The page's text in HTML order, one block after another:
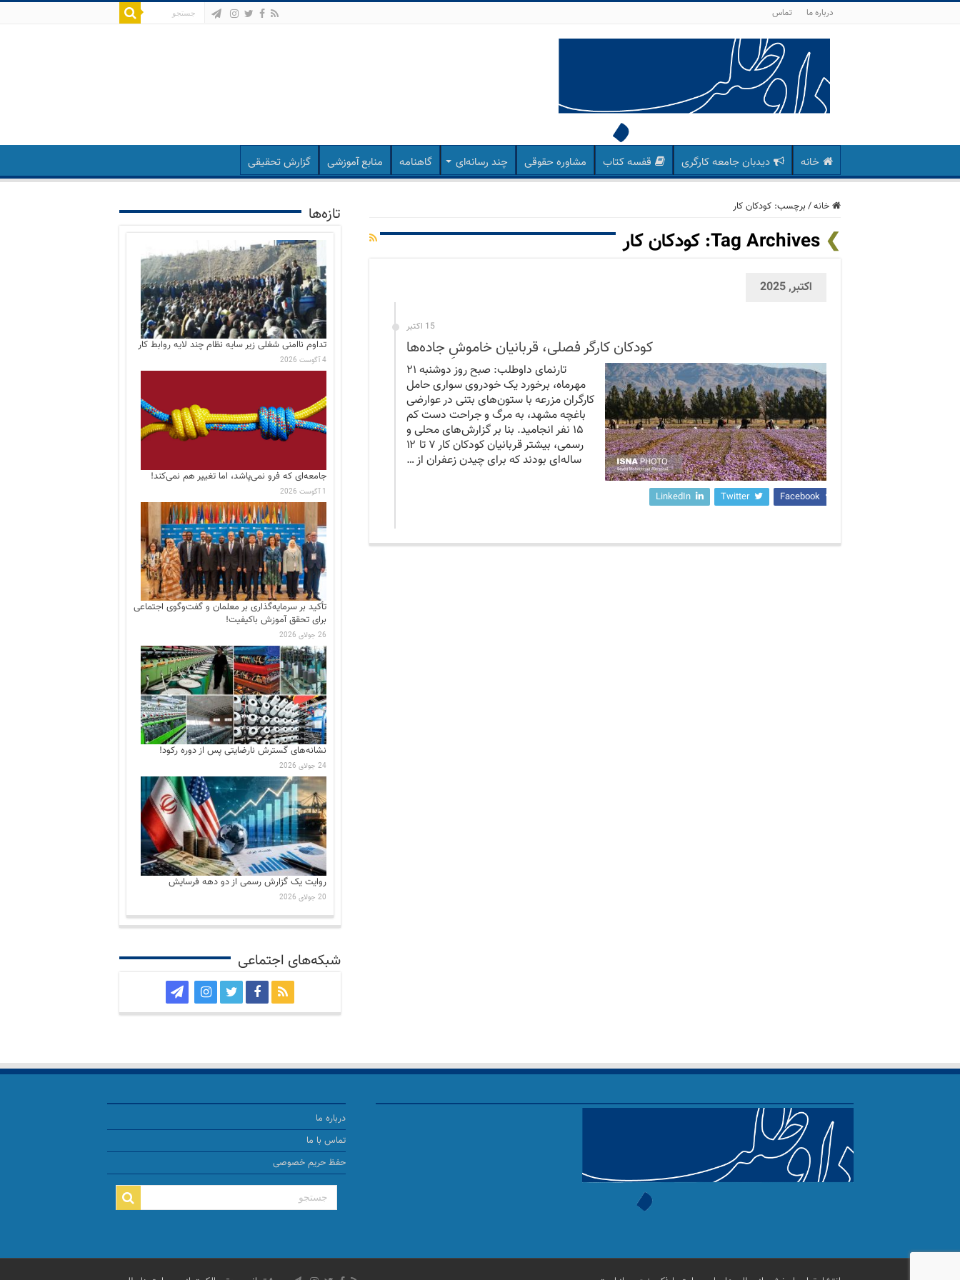
درباره ما تماس
خانه دیدبان جامعه کارگری قفسه کتاب مشاوره حقوقی چند رسانه‌ای گاهنامه منابع آموزشی گزارش تحقیقی
خانه/ برچسب: کودکان کار
کودکان کار
اکتبر, 2025
15 اکتبر
کودکان کارگر فصلی، قربانیان خاموشِ جاده‌ها
تارنمای داوطلب: صبح روز دوشنبه ۲۱
مهرماه، برخورد یک خودروی سواری حامل
کارگران مزرعه با ستون‌های بتنی در عوارضی
باغچه مشهد، به مرگ و جراحت دست کم
۱۵ نفر انجامید. بنا بر گزارش‌های محلی و
رسمی، بیشتر قربانیان کودکان کار ۷ تا ۱۲
ساله‌ای بودند که برای چیدن زعفران از …
Facebook
Twitter
LinkedIn
تازه‌ها
تداوم ناامنی شغلی زیر سایه نظام چند لایه روابط کار
4 آگوست 2026
جامعه‌ای که فرو نمی‌پاشد، اما تغییر هم نمی‌کند!
1 آگوست 2026
تأکید بر سرمایه‌گذاری بر معلمان و گفت‌وگوی اجتماعی
برای تحقق آموزش باکیفیت!
26 جولای 2026
نشانه‌های گسترش نارضایتی‌ پس از دوره رکود!
24 جولای 2026
روایت یک گزارش رسمی از دو دهه فرسایش
20 جولای 2026
شبکه‌های اجتماعی
درباره ما
تماس با ما
حفظ حریم خصوصی